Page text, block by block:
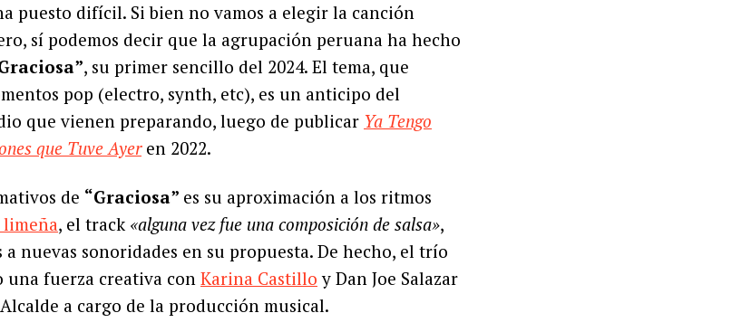
puesto difícil. Si bien no vamos a elegir la canción
sí podemos decir que la agrupación peruana ha hecho
, su primer sencillo del 2024. El tema, que
pop (electro, synth, etc), es un anticipo del
que vienen preparando, luego de publicar Ya Tengo
que Tuve Ayeren 2022.
de “Graciosa” es su aproximación a los ritmos
limeña, el track «alguna vez fue una composición de salsa»,
nuevas sonoridades en su propuesta. De hecho, el trío
una fuerza creativa con Karina Castillo y Dan Joe Salazar
a cargo de la producción musical.